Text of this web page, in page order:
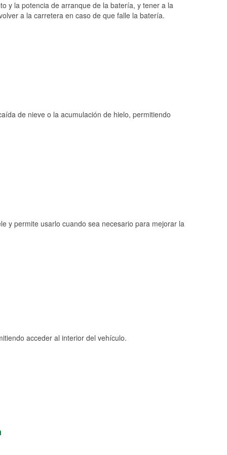
y la potencia de arranque de la batería, y tener a la
a la carretera en caso de que falle la batería.
de nieve o la acumulación de hielo, permitiendo
y permite usarlo cuando sea necesario para mejorar la
acceder al interior del vehículo.